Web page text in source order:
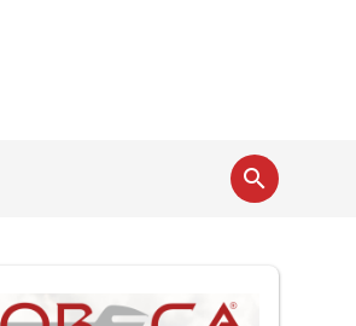
search